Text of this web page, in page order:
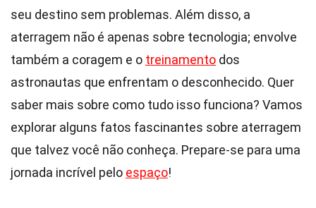
seu destino sem problemas. Além disso, a
aterragem não é apenas sobre tecnologia; envolve
também a coragem e o treinamento dos
astronautas que enfrentam o desconhecido. Quer
saber mais sobre como tudo isso funciona? Vamos
explorar alguns fatos fascinantes sobre aterragem
que talvez você não conheça. Prepare-se para uma
jornada incrível pelo espaço!